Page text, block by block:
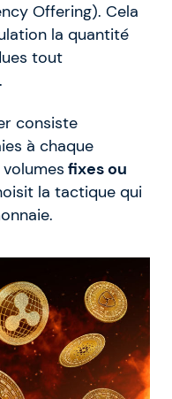
Offering). Cela
la quantité
tout
consiste
à chaque
fixes ou
la tactique qui